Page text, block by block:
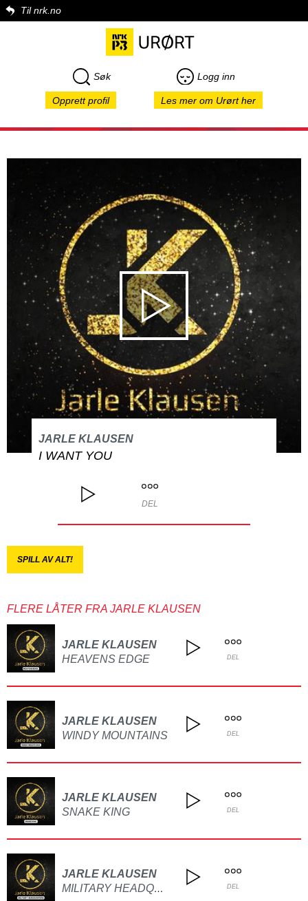
Til nrk.no
Søk Logg inn
Opprett profil Les mer om Urørt her
JARLE KLAUSEN
I WANT YOU
DEL
SPILL AV ALT!
FLERE LÅTER FRA JARLE KLAUSEN
JARLE KLAUSEN
HEAVENS EDGE
DEL
JARLE KLAUSEN
WINDY MOUNTAINS
DEL
JARLE KLAUSEN
SNAKE KING
DEL
JARLE KLAUSEN
MILITARY HEADQUARTERS DEL